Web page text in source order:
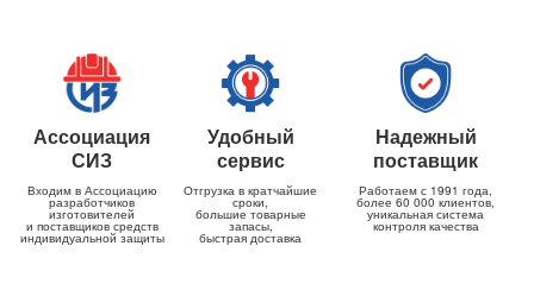
Ассоциация
СИЗ
Входим в Ассоциацию
разработчиков
изготовителей
и поставщиков средств
индивидуальной защиты
Удобный
сервис
Отгрузка в кратчайшие
сроки,
большие товарные
запасы,
быстрая доставка
Надежный
поставщик
Работаем с 1991 года,
более 60 000 клиентов,
уникальная система
контроля качества